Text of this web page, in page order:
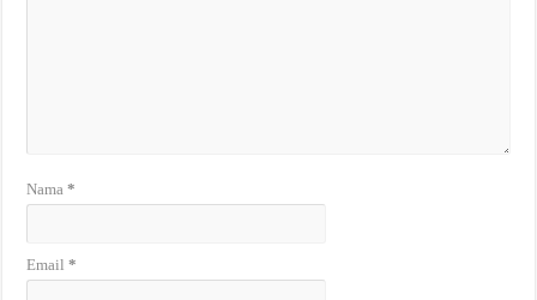
Nama*
Email*